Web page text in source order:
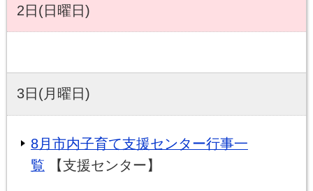
2日(日曜日)
3日(月曜日)
8月市内子育て支援センター行事一
覧 【支援センター】